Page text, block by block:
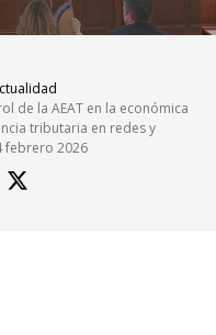
de la AEAT en la económica
tributaria en redes y
febrero 2026